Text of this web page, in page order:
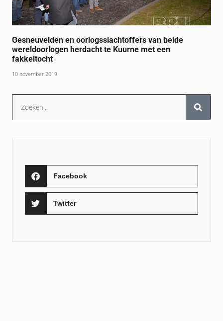
Gesneuvelden en oorlogsslachtoffers van beide
wereldoorlogen herdacht te Kuurne met een
fakkeltocht
10 november 2019
Facebook
Twitter